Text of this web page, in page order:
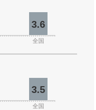
3.6
全国
3.5
全国